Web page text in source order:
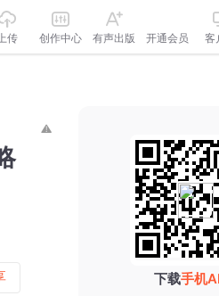
上传 创作中心 有声出版 开通会员 客
下载手机